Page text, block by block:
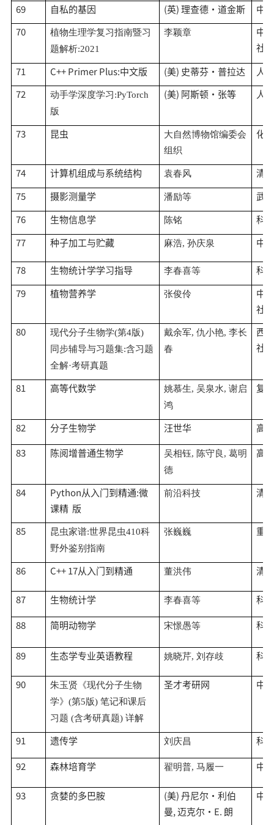
69
自私的基因 (英) 理查德·道金斯
中
70
植物生理学复习指南暨习
题解析:2021
李颖章
中
社
71
C++ Primer Plus:中文版 (美) 史蒂芬·普拉达
人
72
动手学深度学习 :PyTorch
版
(美) 阿斯顿·张等 人
73 昆虫
大自然博物馆编委会
组织
化
74 计算机组成与系统结构 袁春风
清
75
摄影测量学 潘励等
武
76
生物信息学 陈铭
科
77
种子加工与贮藏 麻浩, 孙庆泉 中
78 生物统计学学习指导 李春喜等
科
79
植物营养学 张俊伶
中
社
80
现代分子生物学(第4版)
同步辅导与习题集:含习题
全解·考研真题
戴余军, 仇小艳, 李长
春
西
社
81 高等代数学 姚慕生, 吴泉水, 谢启
鸿
复
82 分子生物学 汪世华
高
83
陈阅增普通生物学 吴相钰, 陈守良, 葛明
德
高
84
Python从入门到精通:微
课精 版
前沿科技 清
85 昆虫家谱:世界昆虫410科
野外鉴别指南
张巍巍 重
86 C++ 17从入门到精通 董洪伟 清
87 生物统计学 李春喜等
科
88
简明动物学 宋憬愚等 科
89 生态学专业英语教程 姚晓芹, 刘存歧 科
90
朱玉贤《现代分子生物
学》 (第5版) 笔记和课后
习题 (含考研真题) 详解
圣才考研网 中
91 遗传学 刘庆昌
科
92
森林培育学 翟明普, 马履一 中
93 贪婪的多巴胺
(美) 丹尼尔·利伯
曼, 迈克尔·E. 朗
中